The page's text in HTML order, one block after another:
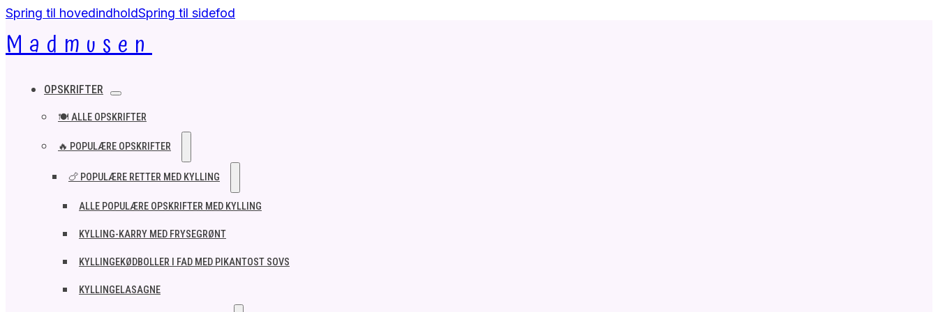
Spring til hovedindholdSpring til sidefod
Madmusen
OPSKRIFTER
🍽️ ALLE OPSKRIFTER
🔥 POPULÆRE OPSKRIFTER
🍗 POPULÆRE RETTER MED KYLLING
ALLE POPULÆRE OPSKRIFTER MED KYLLING
KYLLING-KARRY MED FRYSEGRØNT
KYLLINGEKØDBOLLER I FAD MED PIKANTOST SOVS
KYLLINGELASAGNE